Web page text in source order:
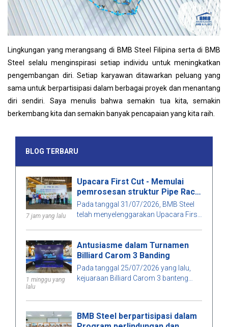
Lingkungan yang merangsang di BMB Steel Filipina serta di BMB
Steel selalu menginspirasi setiap individu untuk meningkatkan
pengembangan diri. Setiap karyawan ditawarkan peluang yang
sama untuk berpartisipasi dalam berbagai proyek dan menantang
diri sendiri. Saya menulis bahwa semakin tua kita, semakin
berkembang kita dan semakin banyak pencapaian yang kita raih.
BLOG TERBARU
7 jam yang lalu
Upacara First Cut - Memulai
pemrosesan struktur Pipe Rack
untuk paket tender T08, proyek
Pembangkit Listrik Tenaga Uap
Pada tanggal 31/07/2026, BMB Steel
telah menyelenggarakan Upacara First
Pembangkit Listrik Tenaga Panas Long
Phú 1.
1 minggu yang
lalu
Antusiasme dalam Turnamen
Billiard Carom 3 Banding
Pada tanggal 25/07/2026 yang lalu,
kejuaraan Billiard Carom 3 banteng
BMB Steel berpartisipasi dalam